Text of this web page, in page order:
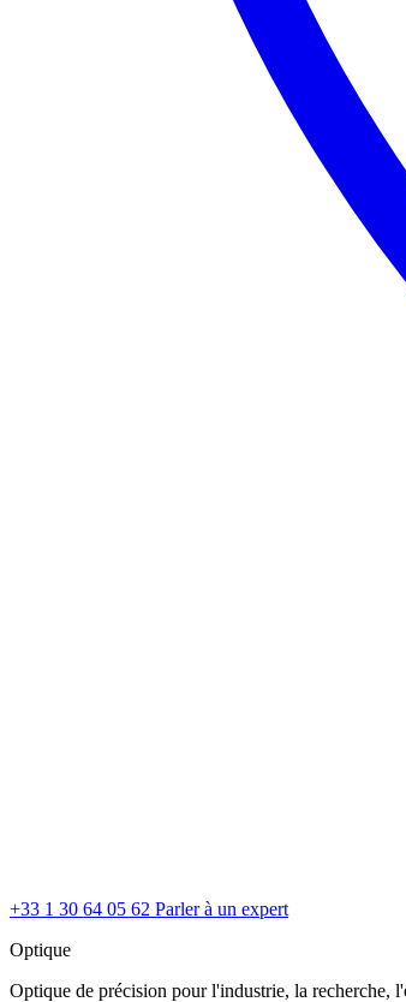
+33 1 30 64 05 62 Parler à un expert
Optique
Optique de précision pour l'industrie, la recherche,